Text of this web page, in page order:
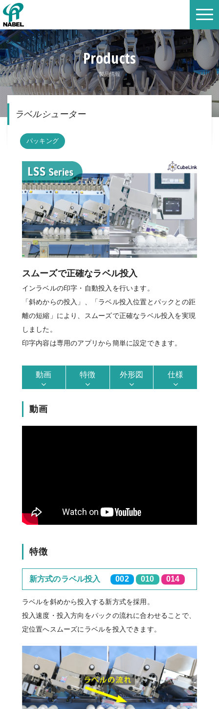
Products
製品情報
ラベルシューター
パッキング
スムーズで正確なラベル投入
インラベルの印字・自動投入を行います。
「斜めからの投入」、「ラベル投入位置とパックとの距
離の短縮」により、スムーズで正確なラベル投入を実現
しました。
印字内容は専用のアプリから簡単に設定できます。
動画 特徴 外形図 仕様
動画
特徴
新方式のラベル投入 002 010 014
ラベルを斜めから投入する新方式を採用。
投入速度・投入方向をパックの流れに合わせることで、
定位置へスムーズにラベルを投入できます。